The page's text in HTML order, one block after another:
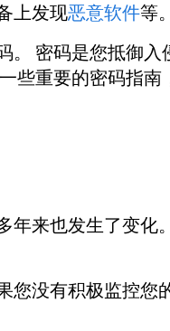
上发现恶意软件等。
。 密码是您抵御
些重要的密码指南
来也发生了变化
您没有积极监控